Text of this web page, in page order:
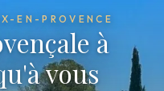
EN-PROVENCE
à
vous